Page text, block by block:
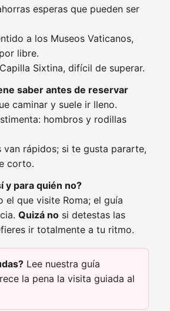
esperas que pueden ser
a los Museos Vaticanos,
libre.
Sixtina, difícil de superar.
saber antes de reservar
caminar y suele ir lleno.
hombros y rodillas
van rápidos; si te gusta pararte,
corto.
y para quién no?
que visite Roma; el guía
Quizá no si detestas las
ir totalmente a tu ritmo.
Lee nuestra guía
la pena la visita guiada al